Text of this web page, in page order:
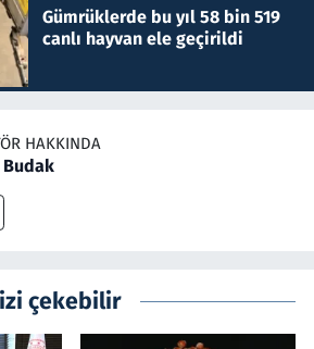
Gümrüklerde bu yıl 58 bin 519
canlı hayvan ele geçirildi
HAKKINDA
Budak
çekebilir